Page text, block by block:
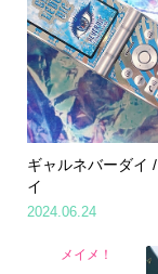
ギャルネバーダイ
イ
2024.06.24
メイメ！